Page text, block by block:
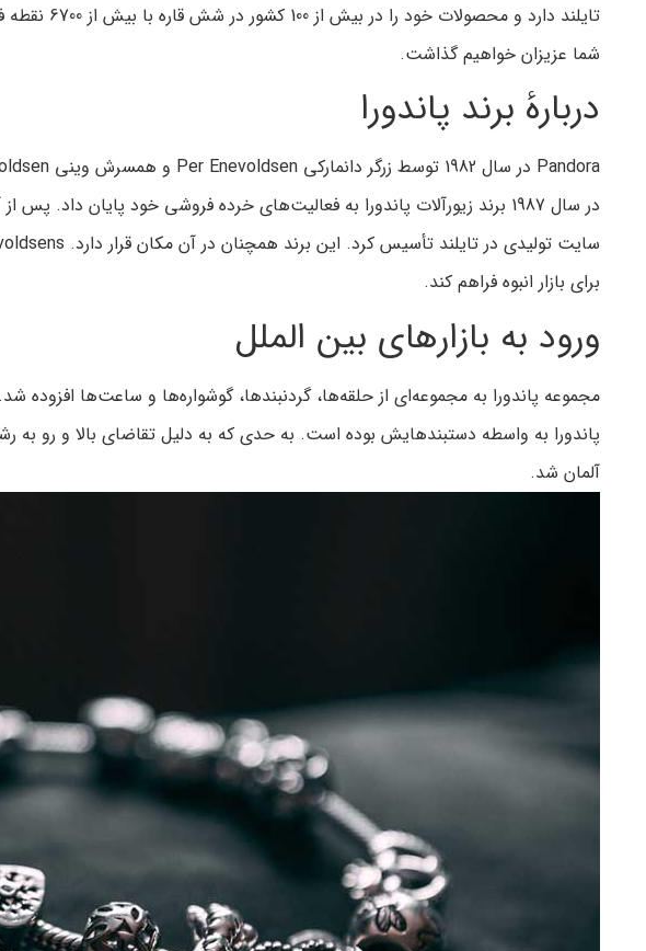
تایلند دارد و محصولات خود را در بیش از 100 کشور در شش قاره با بیش از 6700 نقطه فروش عرضه می‌کند. در ادامه در
شما عزیزان خواهیم گذاشت.
دربارهٔ برند پاندورا
Pandora در سال 1982 توسط زرگر دانمارکی Per Enevoldsen و همسرش وینی Enevoldsen تاسیس شد. این زوج در مقیاس کوچک با واردات جواهرات از تایلند و فروش به مصرف کنندگان آغاز شد.
برای بازار انبوه فراهم کند.
ورود به بازارهای بین الملل
آلمان شد.